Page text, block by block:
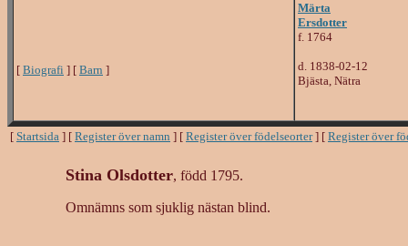
[ Biografi ] [ Barn ]
Märta
Ersdotter
f. 1764
d. 1838-02-12
Bjästa, Nätra
[ Startsida ] [ Register över namn ] [ Register över födelseorter] [ Register över
Stina Olsdotter, född 1795.
Omnämns som sjuklig nästan blind.